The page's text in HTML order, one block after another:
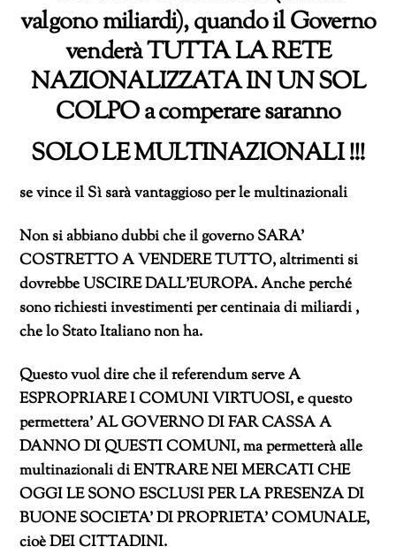
valgono miliardi), quando il Governo
venderà TUTTA LA RETE
NAZIONALIZZATA IN UN SOL
COLPO a comperare saranno
SOLO LE MULTINAZIONALI !!!
se vince il Sì sarà vantaggioso per le multinazionali
Non si abbiano dubbi che il governo SARA’
COSTRETTO A VENDERE TUTTO, altrimenti si
dovrebbe USCIRE DALL’EUROPA. Anche perché
sono richiesti investimenti per centinaia di miliardi ,
che lo Stato Italiano non ha.
Questo vuol dire che il referendum serve A
ESPROPRIARE I COMUNI VIRTUOSI, e questo
permettera’ AL GOVERNO DI FAR CASSA A
DANNO DI QUESTI COMUNI, ma permetterà alle
multinazionali di ENTRARE NEI MERCATI CHE
OGGI LE SONO ESCLUSI PER LA PRESENZA DI
BUONE SOCIETA’ DI PROPRIETA’ COMUNALE,
cioè DEI CITTADINI.